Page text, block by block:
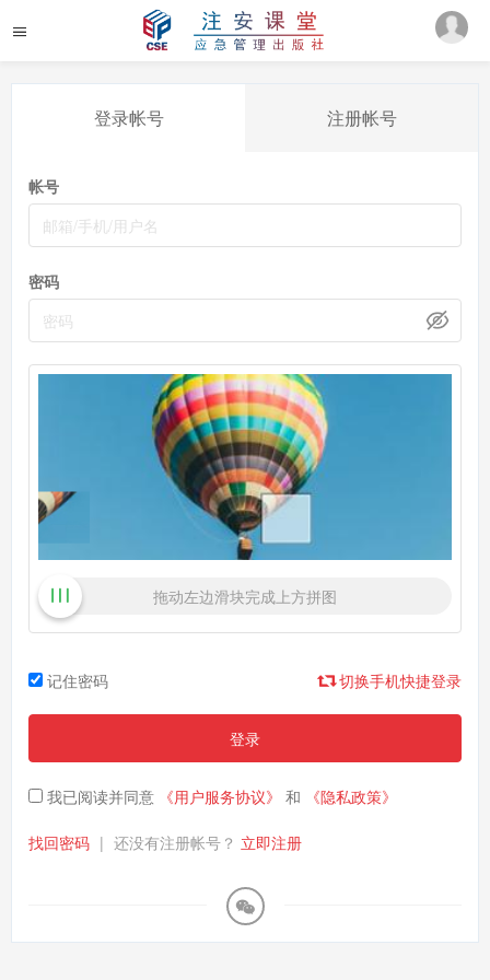
登录帐号 注册帐号
帐号
密码
拖动左边滑块完成上方拼图
记住密码 切换手机快捷登录
登录
我已阅读并同意 《用户服务协议》 和 《隐私政策》
找回密码 | 还没有注册帐号？ 立即注册